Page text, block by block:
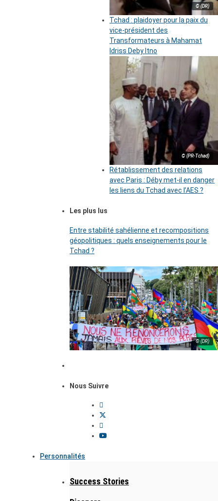
© (DR)
Tchad : plaidoyer pour la paix du
vice-président des
Transformateurs à Mahamat
Idriss Deby Itno
© (PR-Tchad)
Rétablissement des relations
avec Paris : Déby met-il en danger
les liens du Tchad avec l’AES ?
Les plus lus
Entre stabilité sahélienne et recompositions
géopolitiques : quels enseignements pour le
Tchad ?
© (DR)
Nous Suivre
Personnalités
Success Stories